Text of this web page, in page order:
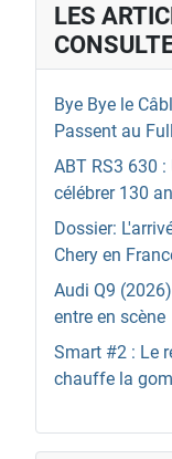
LES
Bye Bye le
Passent au
ABT RS3 630
célébrer 130
Dossier:
Chery en
Audi Q9
entre en scène
Smart #2 : Le
chauffe la